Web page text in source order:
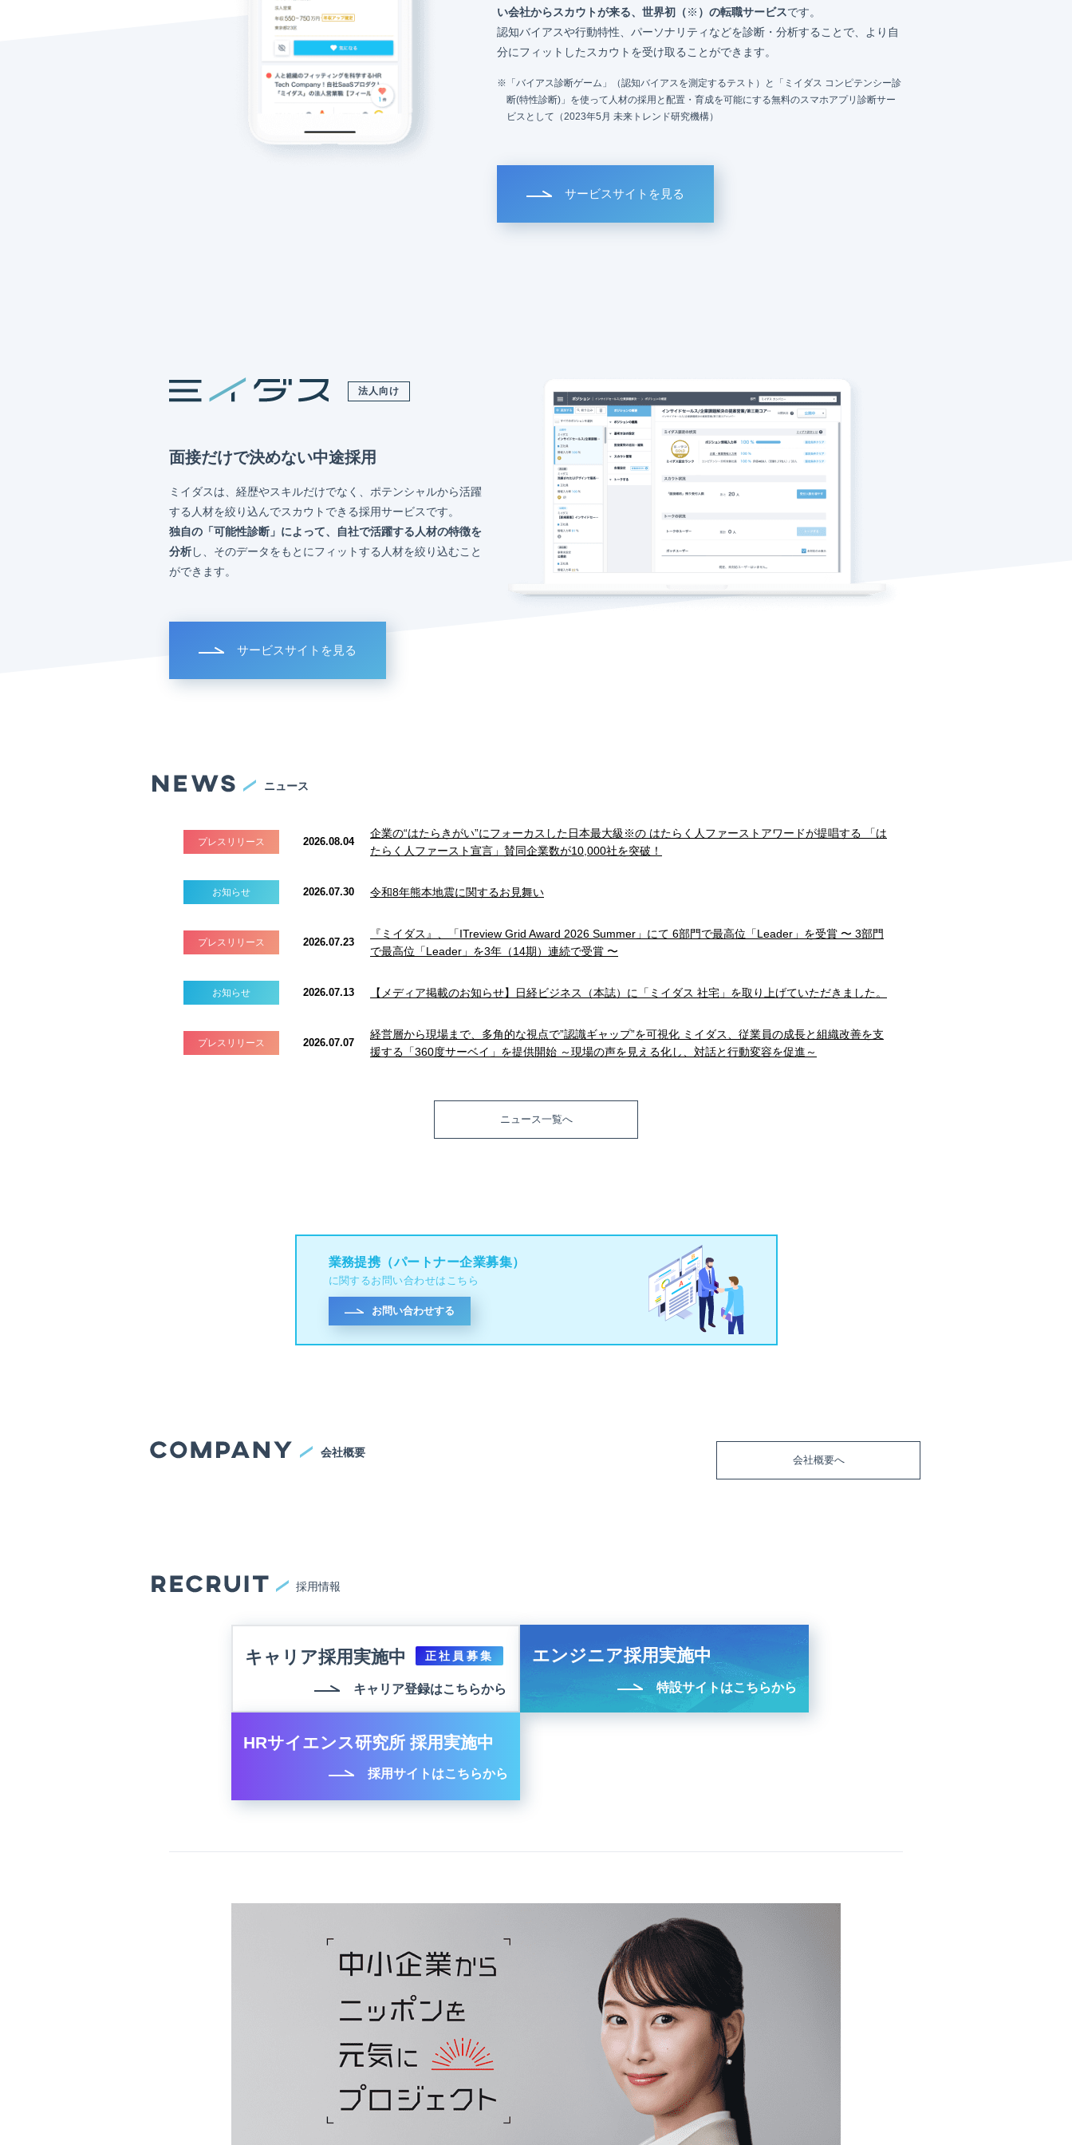
い会社からスカウトが来る、世界初（※ ）の転職サービスです。
認知バイアスや行動特性、パーソナリティなどを診断・分析することで、より自
分にフィットしたスカウトを受け取ることができます。
「バイアス診断ゲーム」（認知バイアスを測定するテスト）と「ミイダス コンピテンシー診
断(特性診断)」を使って人材の採用と配置・育成を可能にする無料のスマホアプリ診断サー
ビスとして（2023年5月 未来トレンド研究機構）
サービスサイトを見る
法人向け
面接だけで決めない中途採用
ミイダスは、経歴やスキルだけでなく、ポテンシャルから活躍
する人材を絞り込んでスカウトできる採用サービスです。
独自の「可能性診断」によって、自社で活躍する人材の特徴を
分析し、そのデータをもとにフィットする人材を絞り込むこと
ができます。
サービスサイトを見る
ニュース
プレスリリース 2026.08.04
企業の“はたらきがい”にフォーカスした日本最大級※の はたらく人ファーストアワードが提唱する 「は
たらく人ファースト宣言」賛同企業数が10,000社を突破！
お知らせ 2026.07.30 令和8年熊本地震に関するお見舞い
プレスリリース 2026.07.23
『ミイダス』、「ITreview Grid Award 2026 Summer」にて 6部門で最高位「Leader」を受賞 〜 3部門
で最高位「Leader」を3年（14期）連続で受賞 〜
お知らせ 2026.07.13 【メディア掲載のお知らせ】日経ビジネス（本誌）に「ミイダス 社宅」を取り上げていただきました。
プレスリリース 2026.07.07
経営層から現場まで、多角的な視点で”認識ギャップ”を可視化 ミイダス、従業員の成長と組織改善を支
援する「360度サーベイ」を提供開始 ～現場の声を見える化し、対話と行動変容を促進～
ニュース一覧へ
業務提携（パートナー企業募集）
に関するお問い合わせはこちら
お問い合わせする
会社概要
会社概要へ
採用情報
キャリア採用実施中 正社員募集
キャリア登録はこちらから
エンジニア採用実施中
特設サイトはこちらから
HRサイエンス研究所 採用実施中
採用サイトはこちらから